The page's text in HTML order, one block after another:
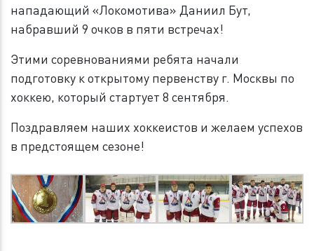
нападающий «Локомотива» Даниил Бут,
набравший 9 очков в пяти встречах!
Этими соревнованиями ребята начали
подготовку к открытому первенству г. Москвы по
хоккею, который стартует 8 сентября.
Поздравляем наших хоккеистов и желаем успехов
в предстоящем сезоне!